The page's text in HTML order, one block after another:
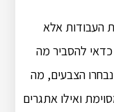
העבודות אלא
כדאי להסביר מה
הצבעים, מה
ואילו אתגרים